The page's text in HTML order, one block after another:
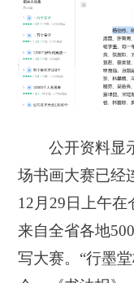
公开资料显示
场书画大赛已经
12月29日上午在
来自全省各地
写大赛。“行墨